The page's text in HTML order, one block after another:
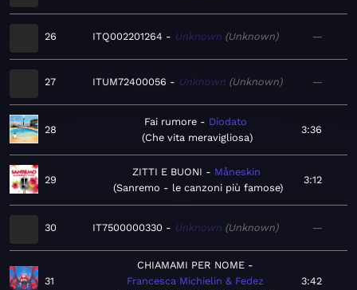
26 ITQ002201264 Unknown Unknown —
27 ITUM72400056 Unknown Unknown —
28
Fai rumore
Diodato
Che vita meravigliosa
3:36
29
ZITTI E BUONI
Måneskin
Sanremo - le canzoni più famose
3:12
30 IT7500000330 Unknown Unknown —
31
CHIAMAMI PER NOME
Francesca Michielin & Fedez
3:42